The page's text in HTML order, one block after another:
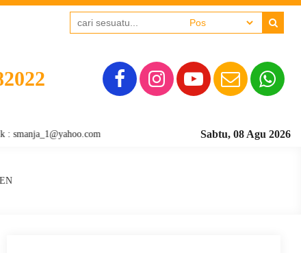
Sabtu, 08 Agu 2026